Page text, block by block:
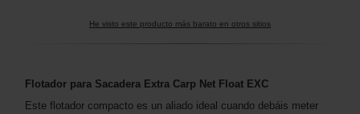
He visto este producto más barato en otros sitios
Flotador para Sacadera Extra Carp Net Float EXC
Este flotador compacto es un aliado ideal cuando debáis meter